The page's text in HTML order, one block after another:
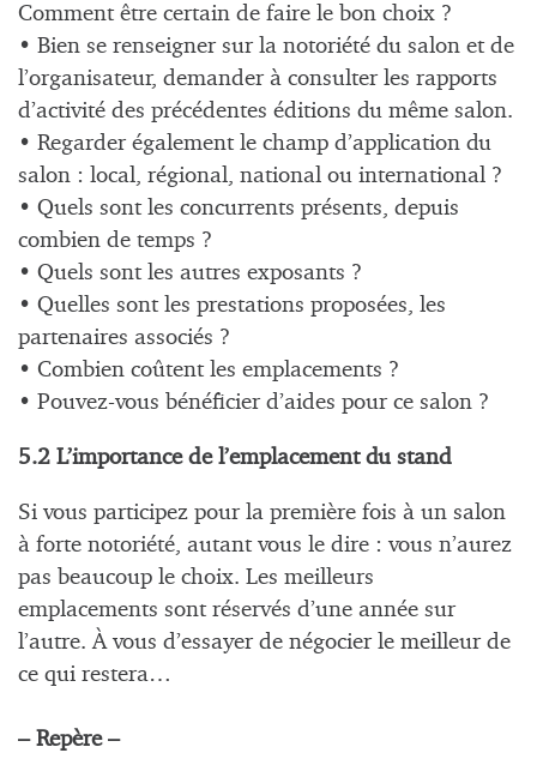
Comment être certain de faire le bon choix ?
• Bien se renseigner sur la notoriété du salon et de
l’organisateur, demander à consulter les rapports
d’activité des précédentes éditions du même salon.
• Regarder également le champ d’application du
salon : local, régional, national ou international ?
• Quels sont les concurrents présents, depuis
combien de temps ?
• Quels sont les autres exposants ?
• Quelles sont les prestations proposées, les
partenaires associés ?
• Combien coûtent les emplacements ?
• Pouvez-vous bénéficier d’aides pour ce salon ?
5.2 L’importance de l’emplacement du stand
Si vous participez pour la première fois à un salon
à forte notoriété, autant vous le dire : vous n’aurez
pas beaucoup le choix. Les meilleurs
emplacements sont réservés d’une année sur
l’autre. À vous d’essayer de négocier le meilleur de
ce qui restera…
– Repère –